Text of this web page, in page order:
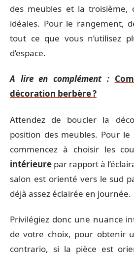
des meubles et la troisième,
idéales. Pour le rangement,
tout ce que vous n’utilisez
d’espace.
A lire en complément :
décoration berbère ?
Attendez de boucler la
position des meubles. Pour le
commencez à choisir les
intérieure par rapport à
salon est orienté vers le sud
déjà assez éclairée en journée.
Privilégiez donc une nuance
de votre choix, pour obtenir
contrario, si la pièce est